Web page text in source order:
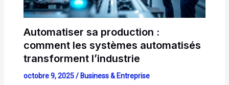
Automatiser sa production :
comment les systèmes automatisés
transforment l’industrie
octobre 9, 2025/Business & Entreprise